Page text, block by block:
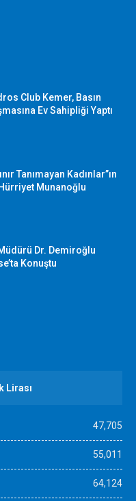
Club Kemer, Basın
Ev Sahipliği Yaptı
Tanımayan Kadınlar”ın
Munanoğlu
Dr. Demiroğlu
Konuştu
Lirası
47,705
55,011
64,124